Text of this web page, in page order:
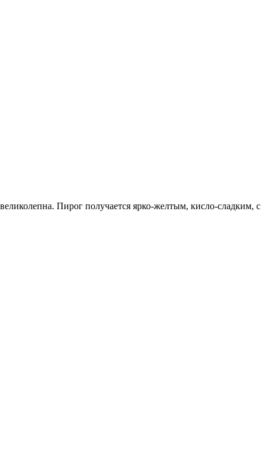
Пирог получается ярко-желтым, кисло-сладким, с